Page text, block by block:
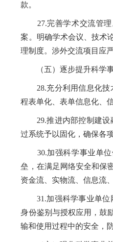
款。
27.完善学术交流管理
案。明确学术会议、技术
理制度。涉外交流项目应
（五）逐步提升科学事
28.充分利用信息化技术
程表单化、表单信息化、
29.推进内部控制建设融
过系统予以固化，确保各
30.加强科学事业单位
垒，在满足网络安全和保
资金流、实物流、信息流
31.加强科学事业单位网
身份鉴别与授权应用，鼓
输和使用过程中的安全，